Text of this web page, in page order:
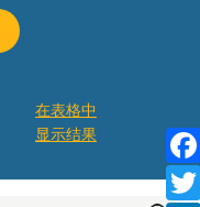
在表格中
显示结果